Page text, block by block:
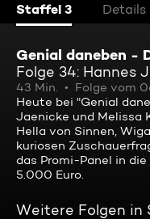
Staffel 3 Details
Genial daneben -
Folge 34: Hannes
43 Min.
Folge vom
Heute bei "Genial
Jaenicke und Melissa
Hella von Sinnen,
kuriosen
das Promi-Panel in
5.000 Euro.
Weitere Folgen in